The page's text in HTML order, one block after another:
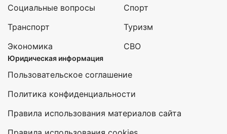
Социальные вопросы
Транспорт
Экономика
Спорт
Туризм
СВО
Юридическая информация
Пользовательское соглашение
Политика конфиденциальности
Правила использования материалов сайта